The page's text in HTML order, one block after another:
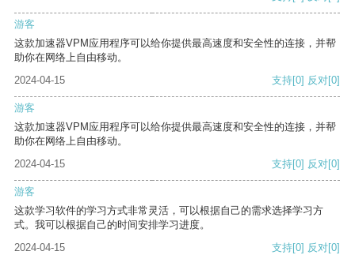
游客
这款加速器VPM应用程序可以给你提供最高速度和安全性的连接，并帮
助你在网络上自由移动。
2024-04-15
支持[0] 反对[0]
游客
这款加速器VPM应用程序可以给你提供最高速度和安全性的连接，并帮
助你在网络上自由移动。
2024-04-15
支持[0] 反对[0]
游客
这款学习软件的学习方式非常灵活，可以根据自己的需求选择学习方
式。我可以根据自己的时间安排学习进度。
2024-04-15
支持[0] 反对[0]